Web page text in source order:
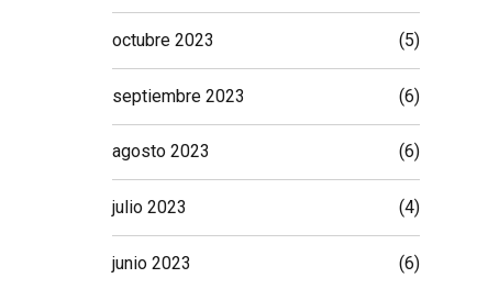
octubre 2023 (5)
septiembre 2023 (6)
agosto 2023 (6)
julio 2023 (4)
junio 2023 (6)